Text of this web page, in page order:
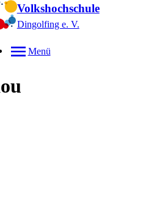
Volkshochschule
Dingolfing e. V.
Menü